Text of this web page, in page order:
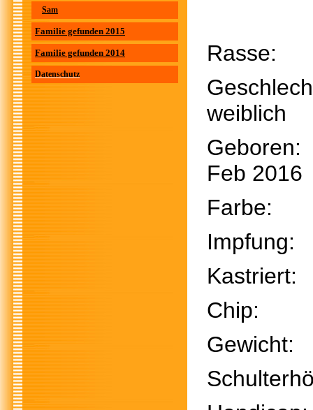
Sam
Familie gefunden 2015
Familie gefunden 2014
Datenschutz
weiblich
Feb 2016